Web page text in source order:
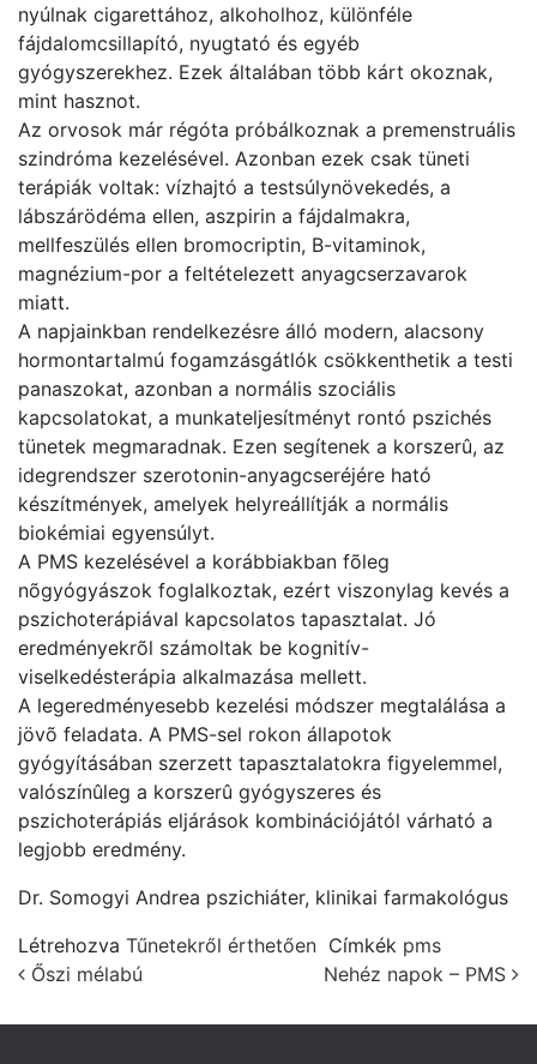
nyúlnak cigarettához, alkoholhoz, különféle
fájdalomcsillapító, nyugtató és egyéb
gyógyszerekhez. Ezek általában több kárt okoznak,
mint hasznot.
Az orvosok már régóta próbálkoznak a premenstruális
szindróma kezelésével. Azonban ezek csak tüneti
terápiák voltak: vízhajtó a testsúlynövekedés, a
lábszárödéma ellen, aszpirin a fájdalmakra,
mellfeszülés ellen bromocriptin, B-vitaminok,
magnézium-por a feltételezett anyagcserzavarok
miatt.
A napjainkban rendelkezésre álló modern, alacsony
hormontartalmú fogamzásgátlók csökkenthetik a testi
panaszokat, azonban a normális szociális
kapcsolatokat, a munkateljesítményt rontó pszichés
tünetek megmaradnak. Ezen segítenek a korszerû, az
idegrendszer szerotonin-anyagcseréjére ható
készítmények, amelyek helyreállítják a normális
biokémiai egyensúlyt.
A PMS kezelésével a korábbiakban fõleg
nõgyógyászok foglalkoztak, ezért viszonylag kevés a
pszichoterápiával kapcsolatos tapasztalat. Jó
eredményekrõl számoltak be kognitív-
viselkedésterápia alkalmazása mellett.
A legeredményesebb kezelési módszer megtalálása a
jövõ feladata. A PMS-sel rokon állapotok
gyógyításában szerzett tapasztalatokra figyelemmel,
valószínûleg a korszerû gyógyszeres és
pszichoterápiás eljárások kombinációjától várható a
legjobb eredmény.
Dr. Somogyi Andrea pszichiáter, klinikai farmakológus
Létrehozva Tűnetekről érthetően Címkék pms
Post navigation
Őszi mélabú Nehéz napok – PMS